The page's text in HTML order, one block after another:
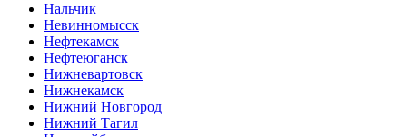
Нальчик
Невинномысск
Нефтекамск
Нефтеюганск
Нижневартовск
Нижнекамск
Нижний Новгород
Нижний Тагил